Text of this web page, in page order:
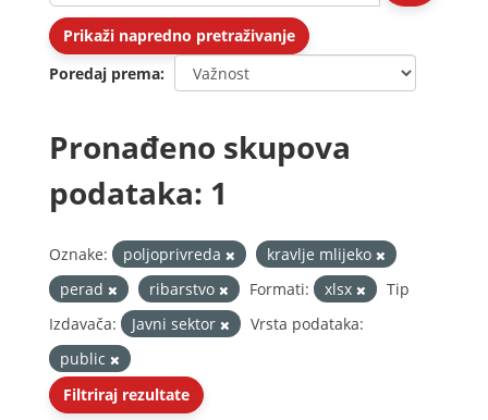
Prikaži napredno pretraživanje
Poredaj prema
Pronađeno skupova
podataka: 1
Oznake: poljoprivreda
kravlje mlijeko
perad
ribarstvo Formati: xlsx
Tip
Izdavača:
Javni sektor
Vrsta podataka:
public
Filtriraj rezultate